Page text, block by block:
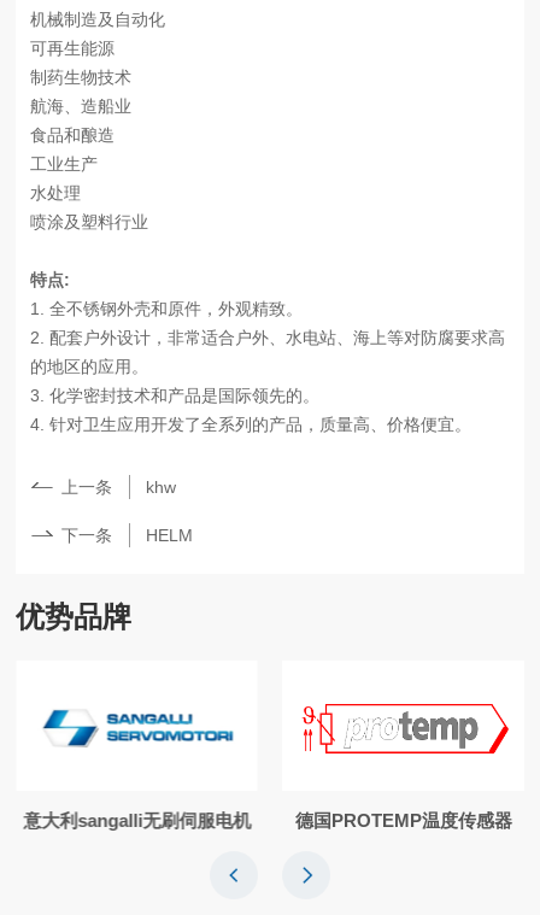
机械制造及自动化
可再生能源
制药生物技术
航海、造船业
食品和酿造
工业生产
水处理
喷涂及塑料行业
特点:
1. 全不锈钢外壳和原件，外观精致。
2. 配套户外设计，非常适合户外、水电站、海上等对防腐要求高
的地区的应用。
3. 化学密封技术和产品是国际领先的。
4. 针对卫生应用开发了全系列的产品，质量高、价格便宜。
上一条 khw
下一条 HELM
优势品牌
意大利sangalli无刷伺服电机 德国PROTEMP温度传感器